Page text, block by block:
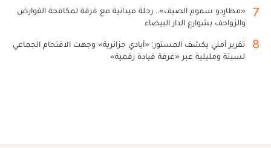
7
«مطارِدو سموم الصيف».. رحلة ميدانية مع فرقة لمكافحة القوارض
والزواحف بشوارع الدار البيضاء
8
تقرير أمني يكشف المستور: «أيادي جزائرية» وجهت الاقتحام الجماعي
لسبتة ومليلية عبر «غرفة قيادة رقمية»